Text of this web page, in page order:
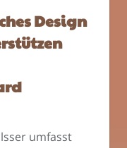
Design
umfasst